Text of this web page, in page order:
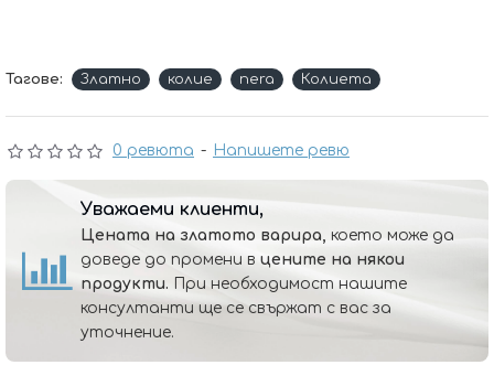
0 ревюта - Напишете ревю
Тагове: Златно колие nera Колиета
Уважаеми клиенти,
Цената на златото варира, което може да
доведе до промени в цените на някои
продукти. При необходимост нашите
консултанти ще се свържат с вас за
уточнение.